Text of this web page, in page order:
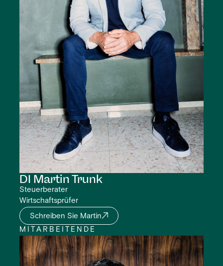
DI MartinTrunk
Steuerberater
Wirtschaftsprüfer
Schreiben Sie Martin
MITARBEITENDE